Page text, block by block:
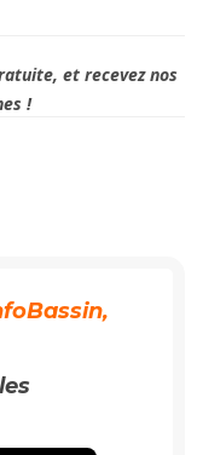
et recevez nos
!